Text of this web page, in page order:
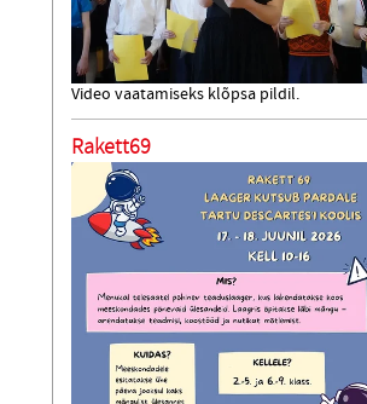
Video vaatamiseks klõpsa pildil.
Rakett69